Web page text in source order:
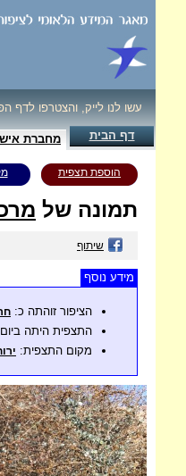
עשו לנו לייק, והצטרפו לדף
דף הבית מחברת
הוספת תצפית
תמונה של
שיתוף
מידע נוסף
הציפור זוהתה כ:
התצפית היתה
מקום התצפית: